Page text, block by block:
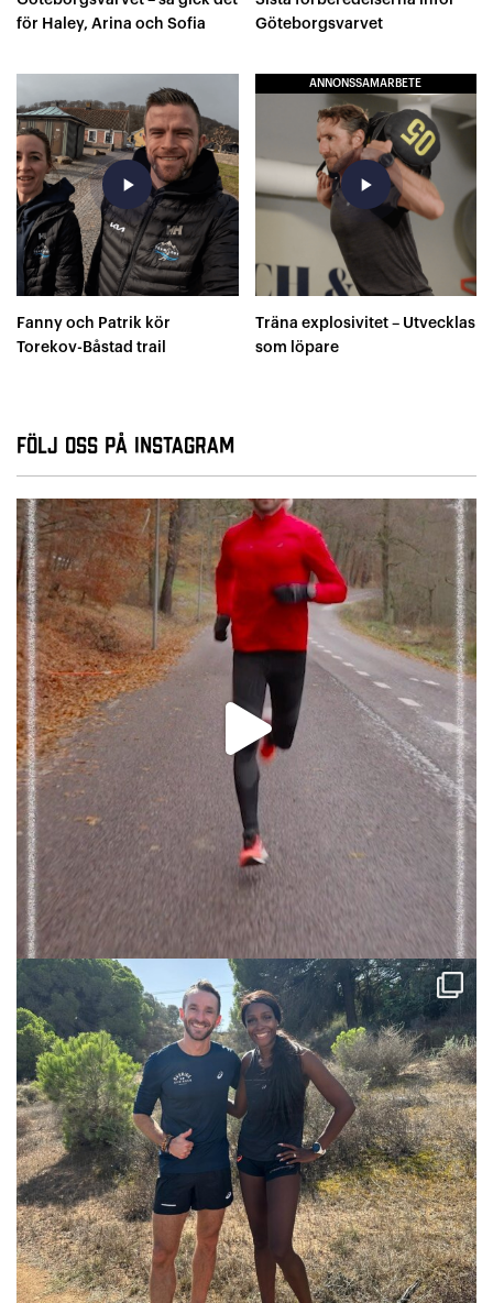
för Haley, Arina och Sofia
Göteborgsvarvet
play_arrow
Fanny och Patrik kör
Torekov-Båstad trail
ANNONSSAMARBETE
play_arrow
Träna explosivitet – Utvecklas
som löpare
Följ oss på Instagram